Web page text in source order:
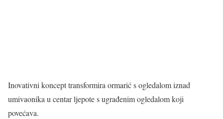
Inovativni koncept transformira ormarić s ogledalom iznad
umivaonika u centar ljepote s ugrađenim ogledalom koji
povećava.